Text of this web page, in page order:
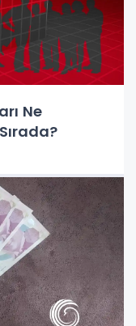
Ne